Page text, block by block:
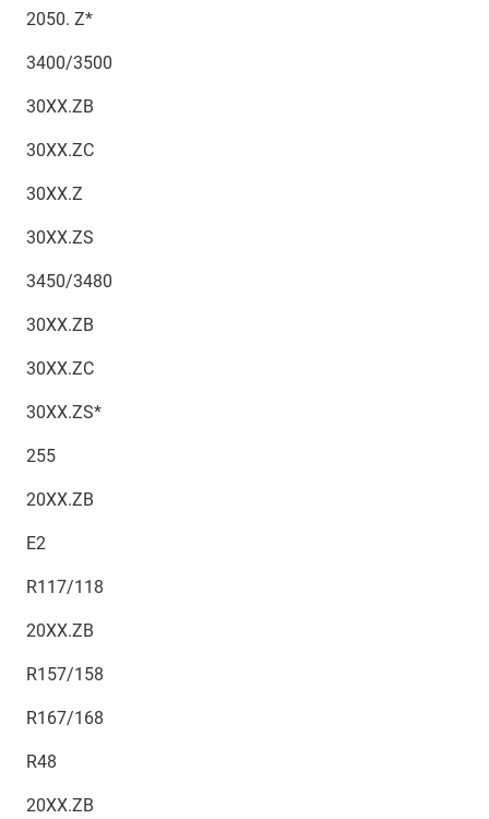
2050. Z*
3400/3500
30XX.ZB
30XX.ZC
30XX.Z
30XX.ZS
3450/3480
30XX.ZB
30XX.ZC
30XX.ZS*
255
20XX.ZB
E2
R117/118
20XX.ZB
R157/158
R167/168
R48
20XX.ZB